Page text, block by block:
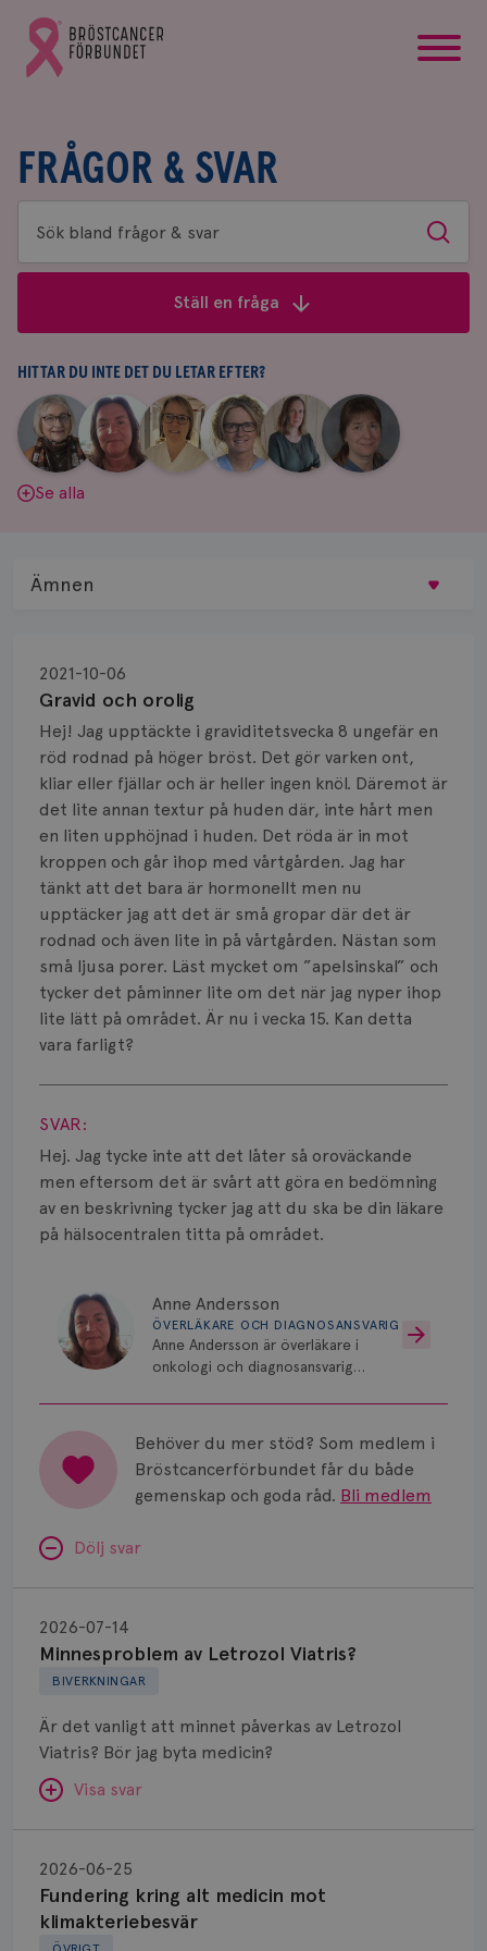
Gå
till
Bröstcancerförbundets
FRÅGOR & SVAR
Sök
bland
&
svar
Sök
Ställ en fråga
HITTAR DU INTE DET DU LETAR EFTER?
Aina
Johnsson
|
Anne
Andersson
Fredrika
Killander
|
Jeanette
Bäcklund
|
Maria
Edegran
|
Yvette
Andersson
Se alla
Gravid och orolig
2021-10-06
Hej! Jag upptäckte i graviditetsvecka 8 ungefär en
röd rodnad på höger bröst. Det gör varken ont,
kliar eller fjällar och är heller ingen knöl. Däremot är
det lite annan textur på huden där, inte hårt men
en liten upphöjnad i huden. Det röda är in mot
kroppen och går ihop med vårtgården. Jag har
tänkt att det bara är hormonellt men nu
upptäcker jag att det är små gropar där det är
rodnad och även lite in på vårtgården. Nästan som
små ljusa porer. Läst mycket om ”apelsinskal” och
tycker det påminner lite om det när jag nyper ihop
lite lätt på området. Är nu i vecka 15. Kan detta
vara farligt?
Visa svar
SVAR:
Hej. Jag tycke inte att det låter så oroväckande
men eftersom det är svårt att göra en bedömning
av en beskrivning tycker jag att du ska be din läkare
på hälsocentralen titta på området.
Anne Andersson
ÖVERLÄKARE OCH DIAGNOSANSVARIG
Anne Andersson är överläkare i
onkologi och diagnosansvarig
Universitetssjukhus i Umeå.
Behöver du mer stöd? Som medlem i
Bröstcancerförbundet får du både
gemenskap och goda råd. Bli medlem
Dölj svar
BIVERKNINGAR
Minnesproblem av Letrozol Viatris?
2026-07-14
Är det vanligt att minnet påverkas av Letrozol
Viatris? Bör jag byta medicin?
Visa svar
SVAR:
Hej. Oavsett vilken hormonsänkande behandling
(men även cytostatika) man får så kan en del
Letrozol
Viatris?
Fundering kring alt medicin mot
klimakteriebesvär
2026-06-25
kring
medicin
Ämnen
Biopsi
Biverkningar
Bröstvårta
Knöl
Läkemedel
Typ av bröstcancer
Smärta
Prognos
Spridd bröstcancer
Strålning
Vätska